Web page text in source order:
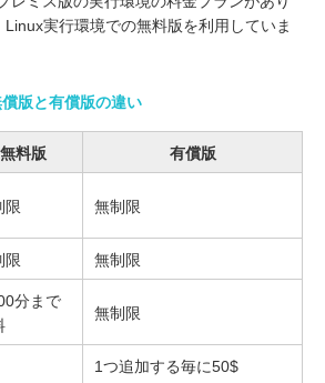
Linux実行環境での無料版を利用していま
版と有償版の違い
無料版 有償版
限 無制限
限 無制限
分まで
無制限
1つ追加する毎に50$